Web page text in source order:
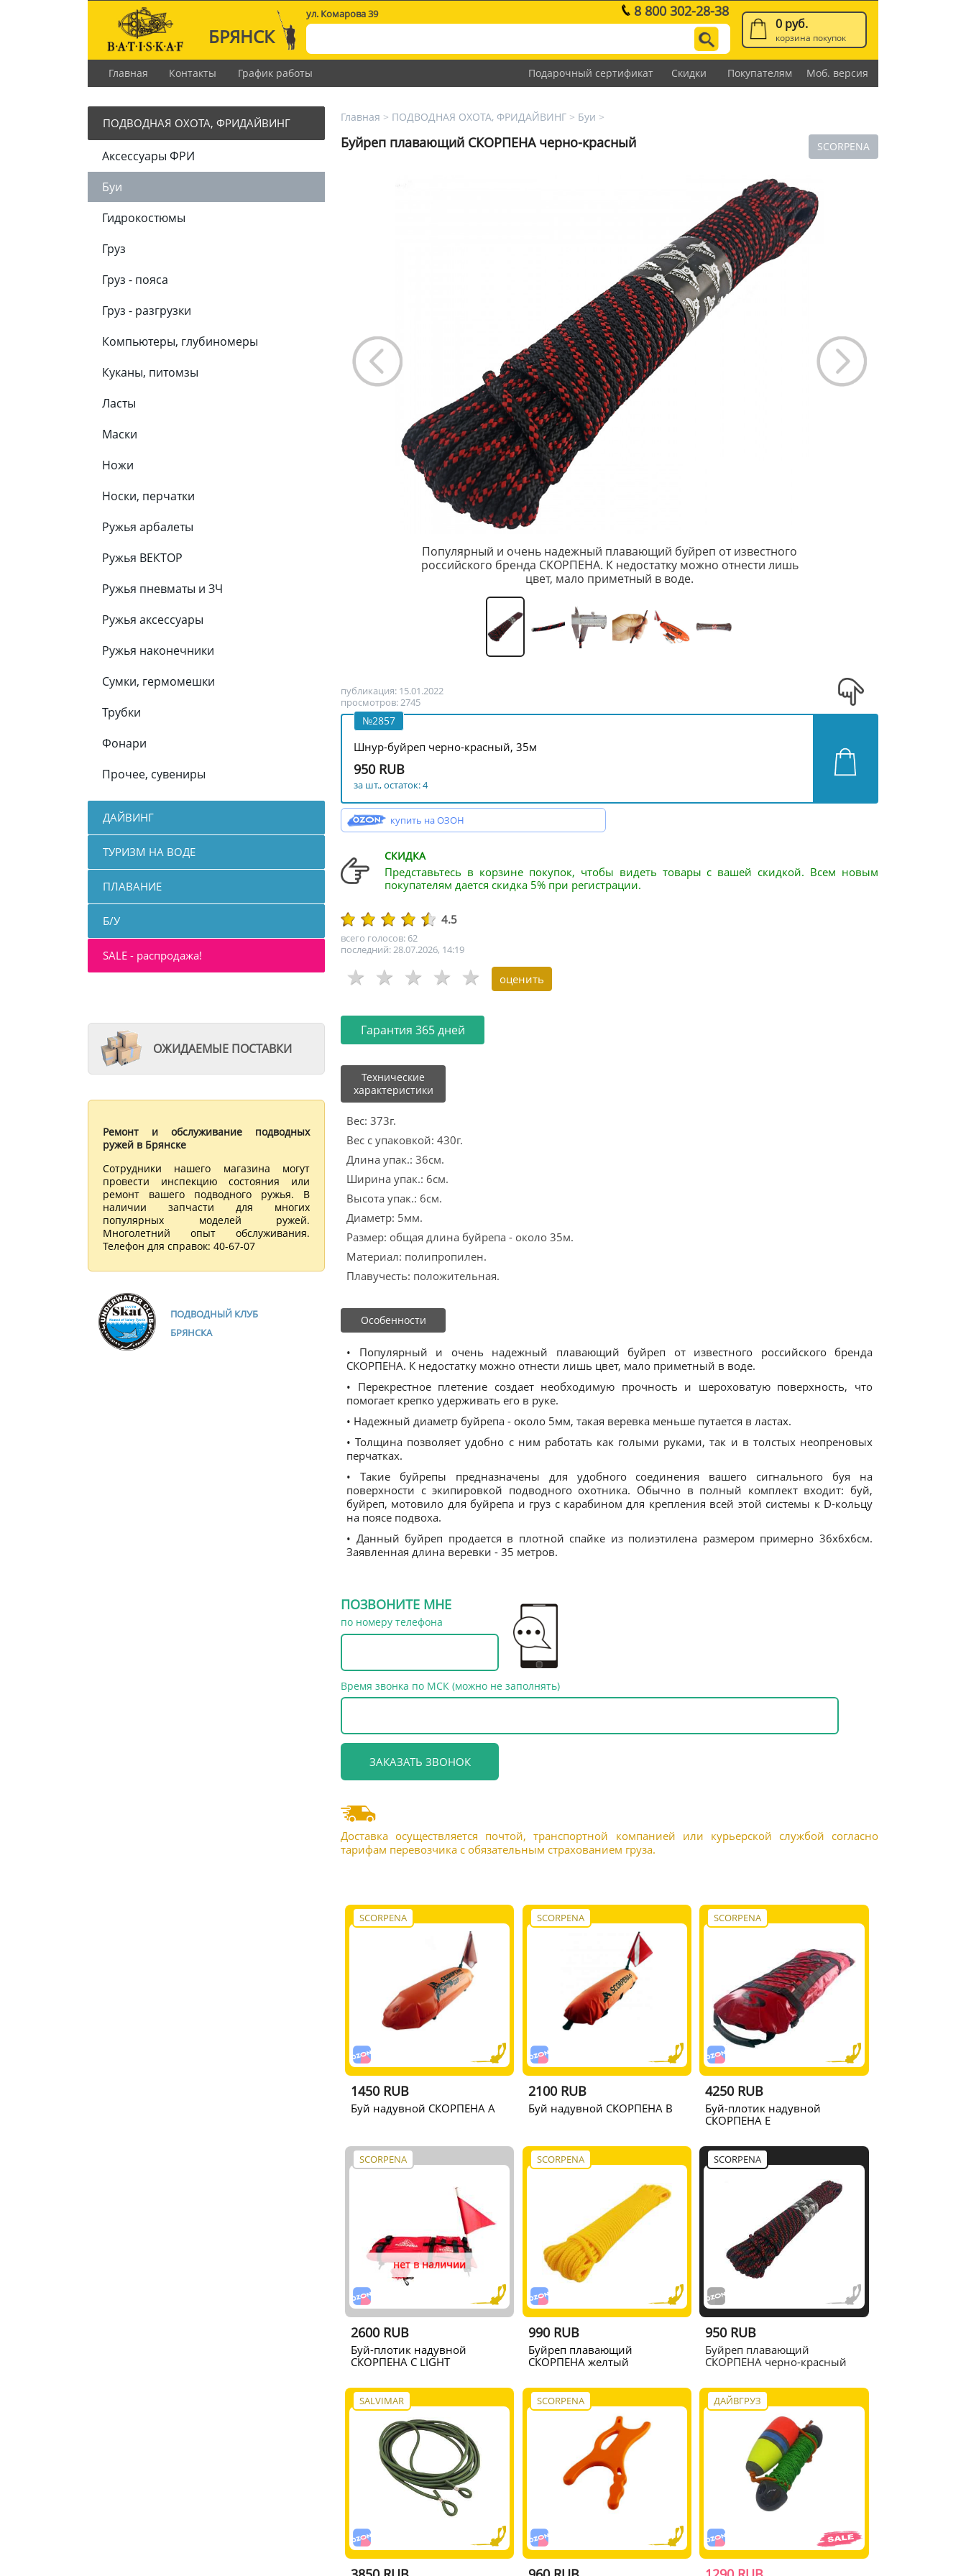
БРЯНСК
ул. Комарова 39 8 800 302-28-38
0 руб.
корзина покупок
Главная Контакты График работы Подарочный сертификат Скидки Покупателям Моб. версия
ПОДВОДНАЯ ОХОТА, ФРИДАЙВИНГ
Аксессуары ФРИ
Буи
Гидрокостюмы
Груз
Груз - пояса
Груз - разгрузки
Компьютеры, глубиномеры
Куканы, питомзы
Ласты
Маски
Ножи
Носки, перчатки
Ружья арбалеты
Ружья ВЕКТОР
Ружья пневматы и ЗЧ
Ружья аксессуары
Ружья наконечники
Сумки, гермомешки
Трубки
Фонари
Прочее, сувениры
ДАЙВИНГ
ТУРИЗМ НА ВОДЕ
ПЛАВАНИЕ
Б/У
SALE - распродажа!
ОЖИДАЕМЫЕ ПОСТАВКИ
Ремонт и обслуживание подводных
ружей в Брянске
Сотрудники нашего магазина могут
провести инспекцию состояния или
ремонт вашего подводного ружья. В
наличии запчасти для многих
популярных моделей ружей.
Многолетний опыт обслуживания.
Телефон для справок: 40-67-07
ПОДВОДНЫЙ КЛУБ
БРЯНСКА
Главная > ПОДВОДНАЯ ОХОТА, ФРИДАЙВИНГ > Буи >
SCORPENA
Буйреп плавающий СКОРПЕНА черно-красный
Популярный и очень надежный плавающий буйреп от известного
российского бренда СКОРПЕНА. К недостатку можно отнести лишь
цвет, мало приметный в воде.
публикация: 15.01.2022
просмотров: 2745
№2857
Шнур-буйреп черно-красный, 35м
950 RUB
за шт., остаток: 4
купить на ОЗОН
СКИДКА
Представьтесь в корзине покупок, чтобы видеть товары с вашей скидкой. Всем новым
покупателям дается скидка 5% при регистрации.
4.5
всего голосов: 62
последний: 28.07.2026, 14:19
Гарантия 365 дней
Технические
характеристики
Вес: 373г.
Вес с упаковкой: 430г.
Длина упак.: 36см.
Ширина упак.: 6см.
Высота упак.: 6см.
Диаметр: 5мм.
Размер: общая длина буйрепа - около 35м.
Материал: полипропилен.
Плавучесть: положительная.
Особенности
• Популярный и очень надежный плавающий буйреп от известного российского бренда
СКОРПЕНА. К недостатку можно отнести лишь цвет, мало приметный в воде.
• Перекрестное плетение создает необходимую прочность и шероховатую поверхность, что
помогает крепко удерживать его в руке.
• Надежный диаметр буйрепа - около 5мм, такая веревка меньше путается в ластах.
• Толщина позволяет удобно с ним работать как голыми руками, так и в толстых неопреновых
перчатках.
• Такие буйрепы предназначены для удобного соединения вашего сигнального буя на
поверхности с экипировкой подводного охотника. Обычно в полный комплект входит: буй,
буйреп, мотовило для буйрепа и груз с карабином для крепления всей этой системы к D-кольцу
на поясе подвоха.
• Данный буйреп продается в плотной спайке из полиэтилена размером примерно 36х6х6см.
Заявленная длина веревки - 35 метров.
ПОЗВОНИТЕ МНЕ
по номеру телефона
Время звонка по МСК (можно не заполнять)
Доставка осуществляется почтой, транспортной компанией или курьерской службой согласно
тарифам перевозчика с обязательным страхованием груза.
SCORPENA
1450 RUB
Буй надувной СКОРПЕНА A
SCORPENA
2100 RUB
Буй надувной СКОРПЕНА B
SCORPENA
4250 RUB
Буй-плотик надувной
СКОРПЕНА Е
SCORPENA
нет в наличии
2600 RUB
Буй-плотик надувной
СКОРПЕНА С LIGHT
SCORPENA
990 RUB
Буйреп плавающий
СКОРПЕНА желтый
SCORPENA
950 RUB
Буйреп плавающий
СКОРПЕНА черно-красный
SALVIMAR SCORPENA ДАЙВГРУЗ